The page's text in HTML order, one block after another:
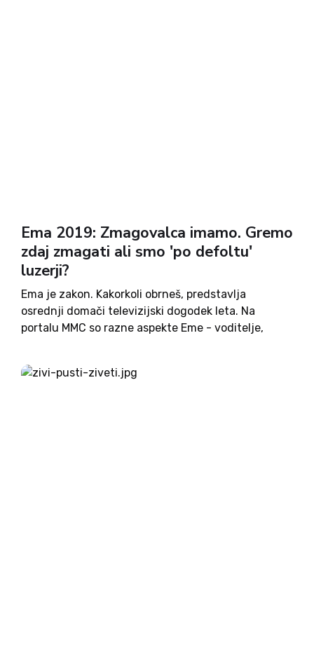
Ema 2019: Zmagovalca imamo. Gremo
zdaj zmagati ali smo 'po defoltu'
luzerji?
Ema je zakon. Kakorkoli obrneš, predstavlja
osrednji domači televizijski dogodek leta. Na
portalu MMC so razne aspekte Eme - voditelje,
tednov vnaprej sistematično mistificirali in
poskušali iz nje narediti kar se da zanimanje...